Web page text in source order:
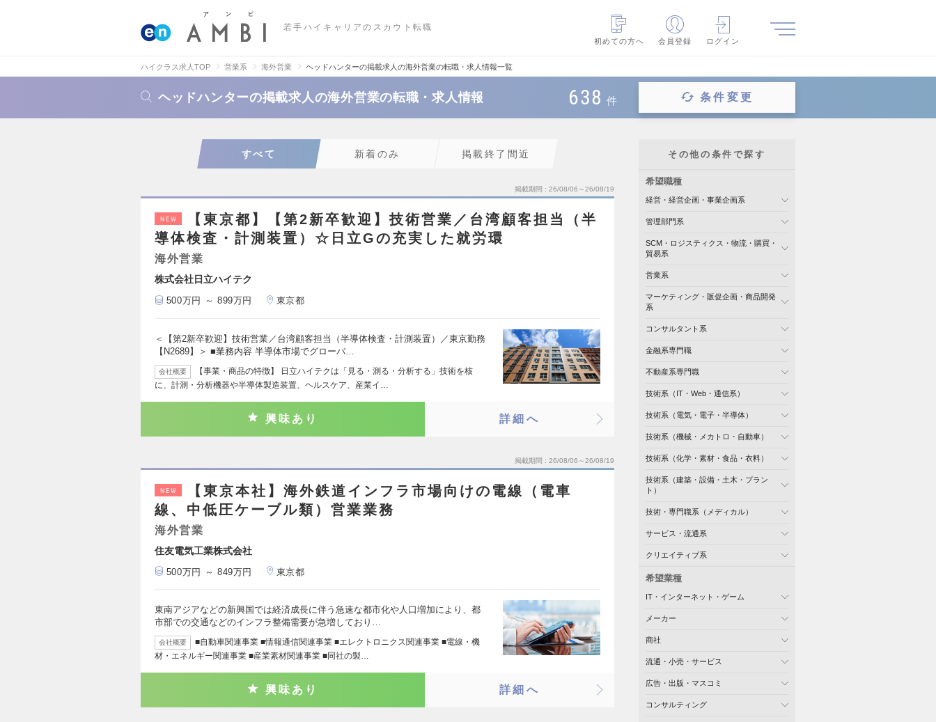
若手ハイキャリアのスカウト転職
初めての方へ
会員登録 ログイン
ハイクラス求人TOP 営業系 海外営業 ヘッドハンターの掲載求人の海外営業の転職・求人情報一覧
ヘッドハンターの掲載求人の海外営業の転職・求人情報 638 件 条件変更
すべて 新着のみ 掲載終了間近
掲載期間 26/08/06～26/08/19
NEW
【東京都】【第2新卒歓迎】技術営業／台湾顧客担当（半
導体検査・計測装置）☆日立Gの充実した就労環
海外営業
株式会社日立ハイテク
500万円 ～ 899万円 東京都
＜【第2新卒歓迎】技術営業／台湾顧客担当（半導体検査・計測装置）／東京勤務
【N2689】＞ ■業務内容 半導体市場でグローバ…
会社概要
【事業・商品の特徴】 日立ハイテクは「見る・測る・分析する」技術を核
に、計測・分析機器や半導体製造装置、ヘルスケア、産業イ…
興味あり 詳細へ
掲載期間 26/08/06～26/08/19
NEW
【東京本社】海外鉄道インフラ市場向けの電線（電車
線、中低圧ケーブル類）営業業務
海外営業
住友電気工業株式会社
500万円 ～ 849万円 東京都
東南アジアなどの新興国では経済成長に伴う急速な都市化や人口増加により、都
市部での交通などのインフラ整備需要が急増しており…
会社概要
■自動車関連事業 ■情報通信関連事業 ■エレクトロニクス関連事業 ■電線・機
材・エネルギー関連事業 ■産業素材関連事業 ■同社の製…
興味あり 詳細へ
その他の条件で探す
希望職種
経営・経営企画・事業企画系
管理部門系
SCM・ロジスティクス・物流・購買・
貿易系
営業系
マーケティング・販促企画・商品開発
系
コンサルタント系
金融系専門職
不動産系専門職
技術系（IT・Web・通信系）
技術系（電気・電子・半導体）
技術系（機械・メカトロ・自動車）
技術系（化学・素材・食品・衣料）
技術系（建築・設備・土木・プラン
ト）
技術・専門職系（メディカル）
サービス・流通系
クリエイティブ系
希望業種
IT・インターネット・ゲーム
メーカー
商社
流通・小売・サービス
広告・出版・マスコミ
コンサルティング